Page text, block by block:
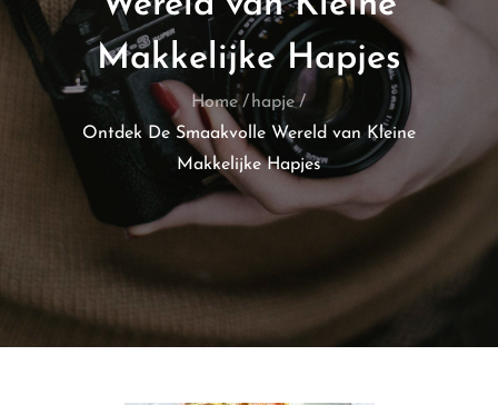
Makkelijke Hapjes
Home
hapje
Ontdek De Smaakvolle Wereld van Kleine
Makkelijke Hapjes